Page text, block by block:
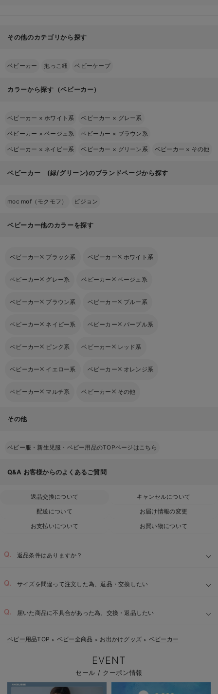
その他のカテゴリから探す
ベビーカー 抱っこ紐 ベビーケープ
カラーから探す（ベビーカー）
ベビーカー ×ホワイト系 ベビーカー × グレー系
ベビーカー ×ベージュ系 ベビーカー × ブラウン系
ベビーカー × ネイビー系 ベビーカー × グリーン系 ベビーカー × その他
ベビーカー (緑/グリーン)のブランドページから探す
moc mof（モクモフ） ピジョン
ベビーカー他のカラーを探す
ベビーカー ブラック系 ベビーカー ホワイト系
ベビーカー グレー系 ベビーカー ベージュ系
ベビーカー ブラウン系 ベビーカー ブルー系
ベビーカー ネイビー系 ベビーカー パープル系
ベビーカー ピンク系 ベビーカー レッド系
ベビーカー イエロー系 ベビーカー オレンジ系
ベビーカー マルチ系 ベビーカー その他
その他
ベビー服・新生児服・ベビー用品のTOPページはこちら
Q&A お客様からのよくあるご質問
返品交換について
キャンセルについて
配送について
お届け情報の変更
お支払いについて
お買い物について
返品条件はありますか？
サイズを間違って注文した為、返品・交換したい
届いた商品に不具合があった為、交換・返品したい
ベビー用品TOP ＞ ベビー全商品 ＞ お出かけグッズ ＞ ベビーカー
EVENT
セール / クーポン情報